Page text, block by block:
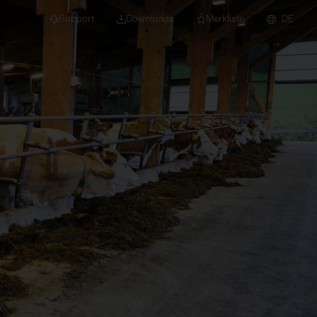
Downlights
Strahler undStromschienen
Einbauleuchten
Anbauleuchten
Hängeleuchten
für Neubau und
Support Downloads Merkliste DE